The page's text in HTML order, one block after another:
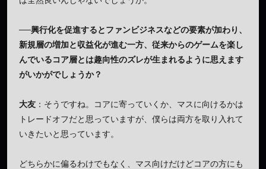
──興行化を促進するとファンビジネスなどの要素が加わり、
新規層の増加と収益化が進む一方、従来からのゲームを楽し
んでいるコア層とは趣向性のズレが生まれるように思えます
がいかがでしょうか？
大友 ：そうですね。コアに寄っていくか、マスに向けるかは
トレードオフだと思っていますが、僕らは両方を取り入れて
いきたいと思っています。
どちらかに偏るわけでもなく、マス向けだけどコアの方にも